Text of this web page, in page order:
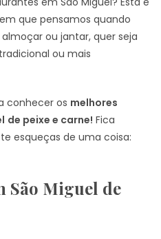
que pensamos quando
ou jantar, quer seja
ou mais
conhecer os melhores
de peixe e carne! Fica
esqueças de uma coisa:
São Miguel de